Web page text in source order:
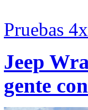
Pruebas
Jeep
gente